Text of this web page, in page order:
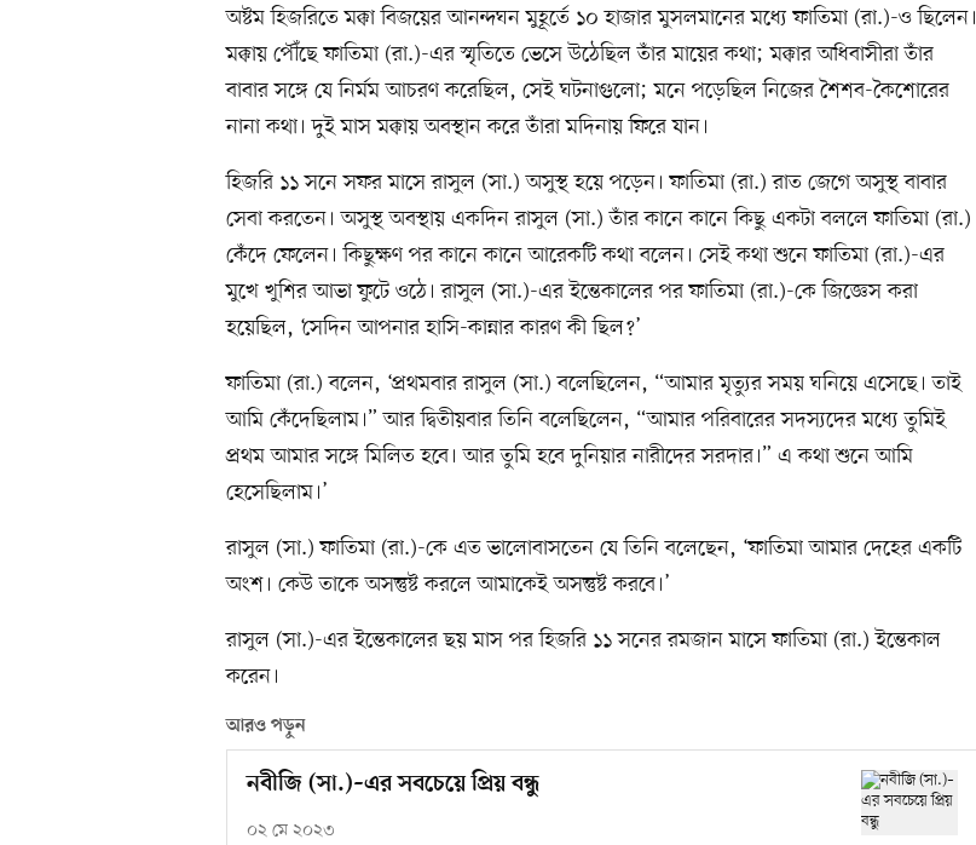
অষ্টম হিজরিতে মক্কা বিজয়ের আনন্দঘন মুহূর্তে ১০ হাজার মুসলমানের মধ্যে ফাতিমা (রা.)-ও ছিলেন।
মক্কায় পৌঁছে ফাতিমা (রা.)-এর স্মৃতিতে ভেসে উঠেছিল তাঁর মায়ের কথা; মক্কার অধিবাসীরা তাঁর
বাবার সঙ্গে যে নির্মম আচরণ করেছিল, সেই ঘটনাগুলো; মনে পড়েছিল নিজের শৈশব-কৈশোরের
নানা কথা। দুই মাস মক্কায় অবস্থান করে তাঁরা মদিনায় ফিরে যান।
হিজরি ১১ সনে সফর মাসে রাসুল (সা.) অসুস্থ হয়ে পড়েন। ফাতিমা (রা.) রাত জেগে অসুস্থ বাবার
সেবা করতেন। অসুস্থ অবস্থায় একদিন রাসুল (সা.) তাঁর কানে কানে কিছু একটা বললে ফাতিমা (রা.)
কেঁদে ফেলেন। কিছুক্ষণ পর কানে কানে আরেকটি কথা বলেন। সেই কথা শুনে ফাতিমা (রা.)-এর
মুখে খুশির আভা ফুটে ওঠে। রাসুল (সা.)-এর ইন্তেকালের পর ফাতিমা (রা.)-কে জিজ্ঞেস করা
হয়েছিল, ‘সেদিন আপনার হাসি-কান্নার কারণ কী ছিল?’
ফাতিমা (রা.) বলেন, ‘প্রথমবার রাসুল (সা.) বলেছিলেন, “আমার মৃত্যুর সময় ঘনিয়ে এসেছে। তাই
আমি কেঁদেছিলাম।” আর দ্বিতীয়বার তিনি বলেছিলেন, “আমার পরিবারের সদস্যদের মধ্যে তুমিই
প্রথম আমার সঙ্গে মিলিত হবে। আর তুমি হবে দুনিয়ার নারীদের সরদার।” এ কথা শুনে আমি
হেসেছিলাম।’
রাসুল (সা.) ফাতিমা (রা.)-কে এত ভালোবাসতেন যে তিনি বলেছেন, ‘ফাতিমা আমার দেহের একটি
অংশ। কেউ তাকে অসন্তুষ্ট করলে আমাকেই অসন্তুষ্ট করবে।’
রাসুল (সা.)-এর ইন্তেকালের ছয় মাস পর হিজরি ১১ সনের রমজান মাসে ফাতিমা (রা.) ইন্তেকাল
করেন।
আরও পড়ুন
নবীজি (সা.)–এর সবচেয়ে প্রিয় বন্ধু
০২ মে ২০২৩